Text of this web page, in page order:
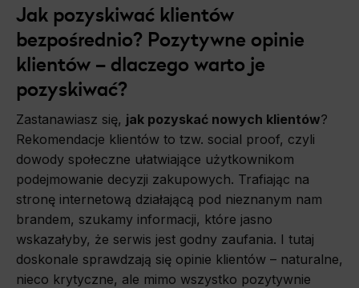
Jak pozyskiwać klientów
bezpośrednio? Pozytywne opinie
klientów – dlaczego warto je
pozyskiwać?
Zastanawiasz się, jak pozyskać nowych klientów?
Rekomendacje klientów to tzw. social proof, czyli
dowody społeczne ułatwiające użytkownikom
podejmowanie decyzji zakupowych. Trafiając na
stronę internetową działającą pod nieznanym nam
brandem, szukamy informacji, które jasno
wskazałyby, że serwis jest godny zaufania. I tutaj
doskonale sprawdzają się opinie klientów – naturalne,
nieco krytyczne, ale mimo wszystko pozytywnie